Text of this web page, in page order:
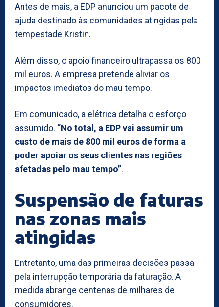
Antes de mais, a EDP anunciou um pacote de
ajuda destinado às comunidades atingidas pela
tempestade Kristin.
Além disso, o apoio financeiro ultrapassa os 800
mil euros. A empresa pretende aliviar os
impactos imediatos do mau tempo.
Em comunicado, a elétrica detalha o esforço
assumido. “No total, a EDP vai assumir um
custo de mais de 800 mil euros de forma a
poder apoiar os seus clientes nas regiões
afetadas pelo mau tempo”.
Suspensão de faturas
nas zonas mais
atingidas
Entretanto, uma das primeiras decisões passa
pela interrupção temporária da faturação. A
medida abrange centenas de milhares de
consumidores.